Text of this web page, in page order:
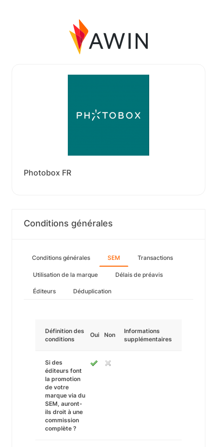
Photobox FR
Conditions générales
Conditions générales SEM Transactions
Utilisation de la marque Délais de préavis
Éditeurs Déduplication
Définition des
conditions
Oui Non
Informations
supplémentaires
Si des
éditeurs font
la promotion
de votre
marque via du
SEM, auront-
ils droit à une
commission
complète ?